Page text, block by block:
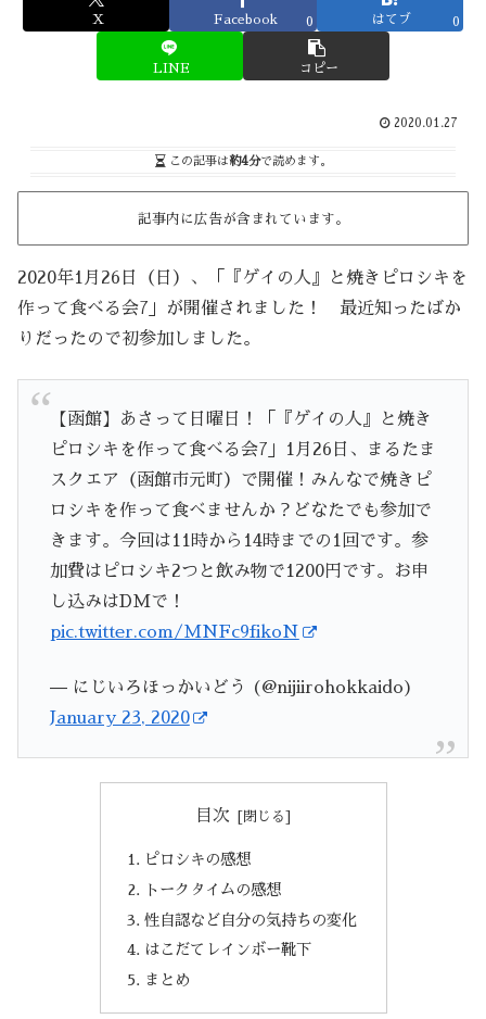
X Facebook 0 はてブ 0
LINE コピー
2020.01.27
この記事は約4分で読めます。
記事内に広告が含まれています。
2020年1月26日（日）、「『ゲイの人』と焼きピロシキを
作って食べる会7」が開催されました！ 最近知ったばか
りだったので初参加しました。
【函館】あさって日曜日！「『ゲイの人』と焼き
ピロシキを作って食べる会7」1月26日、まるたま
スクエア（函館市元町）で開催！みんなで焼きピ
ロシキを作って食べませんか？どなたでも参加で
きます。今回は11時から14時までの1回です。参
加費はピロシキ2つと飲み物で1200円です。お申
し込みはDMで！
pic.twitter.com/MNFc9fikoN
— にじいろほっかいどう (@nijiirohokkaido)
January 23, 2020
目次
ピロシキの感想
トークタイムの感想
性自認など自分の気持ちの変化
はこだてレインボー靴下
まとめ